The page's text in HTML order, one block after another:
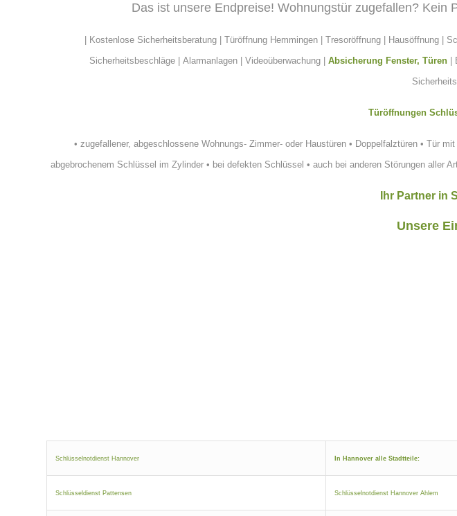
Das ist unsere Endpreise! Wohnungstür zugefallen?
| Kostenlose Sicherheitsberatung | TüröffnungHemmingen | Tresoröffnung | Hausöffnung |
Sicherheitsbeschläge | Alarmanlagen | Videoüberwachung | Absicherung Fenster, Türen
Türöffnungen
• zugefallener, abgeschlossene Wohnungs- Zimmer- oder Haustüren • Doppelfalztüren • Tür mit
abgebrochenem Schlüssel im Zylinder • bei defekten Schlüssel • auch bei anderen Störungen aller
Ihr Partner in
Unsere
Schlüsselnotdienst Hannover In Hannover alle Stadtteile:
Schlüsseldienst Pattensen Schlüsselnotdienst Hannover Ahlem